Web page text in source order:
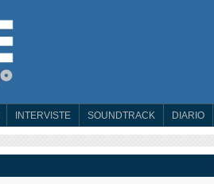
INTERVISTE SOUNDTRACK DIARIO